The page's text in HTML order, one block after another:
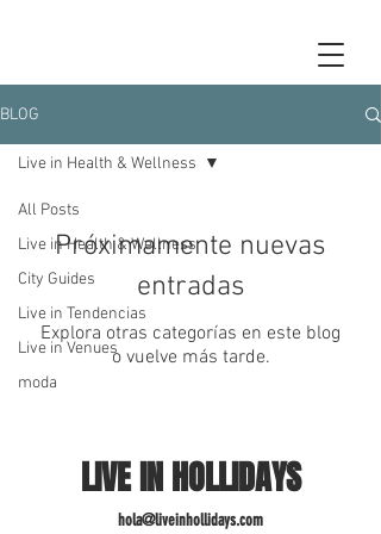
BLOG
All Posts
Live in Health & Wellness
City Guides
Live in Tendencias
Live in Venues
moda
Live in Health & Wellness
Próximamente nuevas
entradas
Explora otras categorías en este blog
o vuelve más tarde.
LIVE IN HOLLIDAYS
hola@liveinhollidays.com